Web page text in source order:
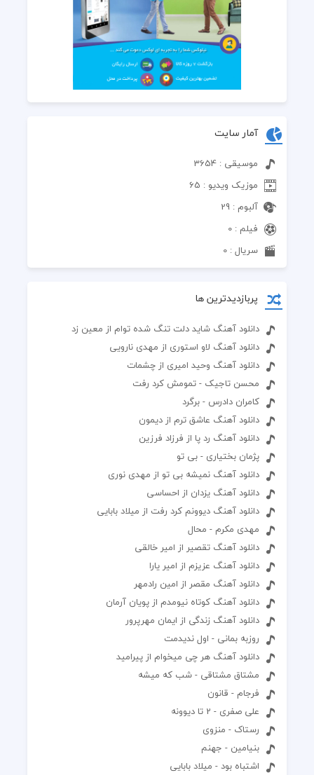
آمار سایت
موسیقی : 3654
موزیک ویدیو : 65
آلبوم : 29
فیلم : 0
سریال : 0
پربازدیدترین ها
دانلود آهنگ شاید دلت تنگ شده توام از معین زد
دانلود آهنگ لاو استوری از مهدی نارویی
دانلود آهنگ وحید امیری از چشمات
محسن تاجیک - تمومش کرد رفت
کامران دادرس - برگرد
دانلود آهنگ عاشق ترم از دیمون
دانلود آهنگ رد پا از فرزاد فرزین
پژمان بختیاری - بی تو
دانلود آهنگ نمیشه بی تو از مهدی نوری
دانلود آهنگ یزدان از احساسی
دانلود آهنگ دیوونم کرد رفت از میلاد بابایی
مهدی مکرم - محال
دانلود آهنگ تقصیر از امیر خالقی
دانلود آهنگ عزیزم از امیر یارا
دانلود آهنگ مقصر از امین رادمهر
دانلود آهنگ کوتاه نیومدم از پویان آرمان
دانلود آهنگ زندگى از ايمان مهرپرور
روزبه بمانی - اول ندیدمت
دانلود آهنگ هر چی میخوام از پیرامید
مشتاق مشتاقی - شب که میشه
فرجام - قانون
علی صفری - 2 تا دیوونه
رستاک - منزوی
بنیامین - جهنم
اشتباه بود - میلاد بابایی